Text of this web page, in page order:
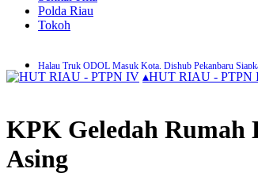
Polda Riau
Tokoh
Halau Truk ODOL Masuk Kota, Dishub Pekanbaru
Pemko Pekanbaru Siapkan Seragam Sekolah Gratis
DPKP Pekanbaru Tangani 116 Kejadian Kebakaran dalam
Antisipasi Banjir, Pekanbaru Alokasikan Anggaran
450 Pedagang Dideadline Kosongkan Jalan Teratai Akhir
Aksi Pencurian Kabel PJU Marak, Dishub Pekanbaru
▴HUT RIAU - PTPN
KPK Geledah Rumah
Asing